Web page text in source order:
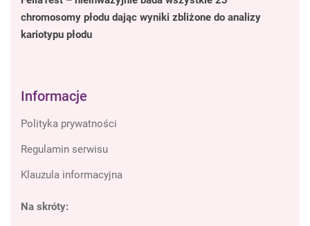
chromosomy płodu dając wyniki zbliżone do analizy
kariotypu płodu
Informacje
Polityka prywatności
Regulamin serwisu
Klauzula informacyjna
Na skróty: